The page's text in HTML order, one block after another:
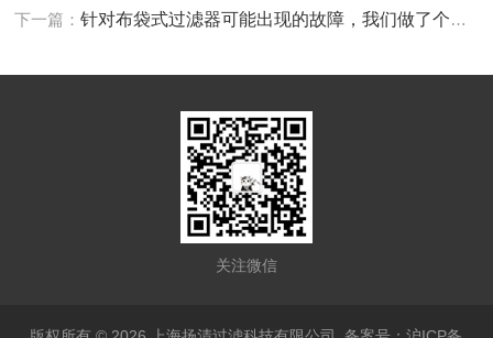
下一篇：针对布袋式过滤器可能出现的故障，我们做了个解决预案
关注微信